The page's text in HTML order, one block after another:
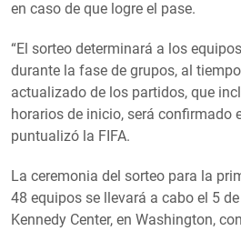
en caso de que logre el pase.
“El sorteo determinará a los
durante la fase de grupos, al
actualizado de los partidos, que
horarios de inicio, será confirmado
puntualizó la FIFA.
La ceremonia del sorteo para la
48 equipos se llevará a cabo el 5
Kennedy Center, en Washington,